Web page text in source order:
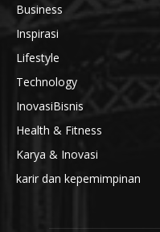
Business
Inspirasi
Lifestyle
Technology
InovasiBisnis
Health & Fitness
Karya & Inovasi
karir dan kepemimpinan